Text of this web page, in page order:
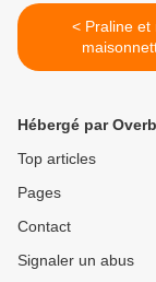
< Praline et mes
Hébergé par
Top articles
Pages
Contact
Signaler un abus